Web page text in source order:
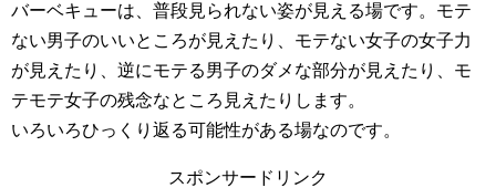
バーベキューは、普段見られない姿が見える場です。モテ
ない男子のいいところが見えたり、モテない女子の女子力
が見えたり、逆にモテる男子のダメな部分が見えたり、モ
テモテ女子の残念なところ見えたりします。
いろいろひっくり返る可能性がある場なのです。
スポンサードリンク